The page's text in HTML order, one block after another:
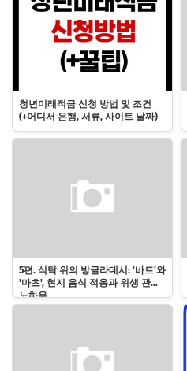
청년미래적금 신청 방법 및 조건
(+어디서 은행, 서류, 사이트 날짜)
5편. 식탁 위의 방글라데시: '바트'와
'마츠', 현지 음식 적응과 위생 관리
노하우